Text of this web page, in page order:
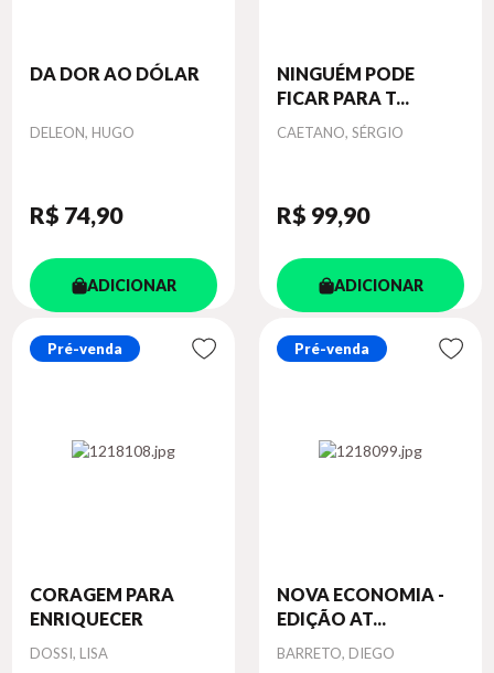
DA DOR AO DÓLAR
Autor
DELEON, HUGO
R$ 74,90
ADICIONAR
NINGUÉM PODE
FICAR PARA T...
Autor
CAETANO, SÉRGIO
R$ 99,90
ADICIONAR
Pré-venda
CORAGEM PARA
ENRIQUECER
Autor
DOSSI, LISA
Pré-venda
NOVA ECONOMIA -
EDIÇÃO AT...
Autor
BARRETO, DIEGO